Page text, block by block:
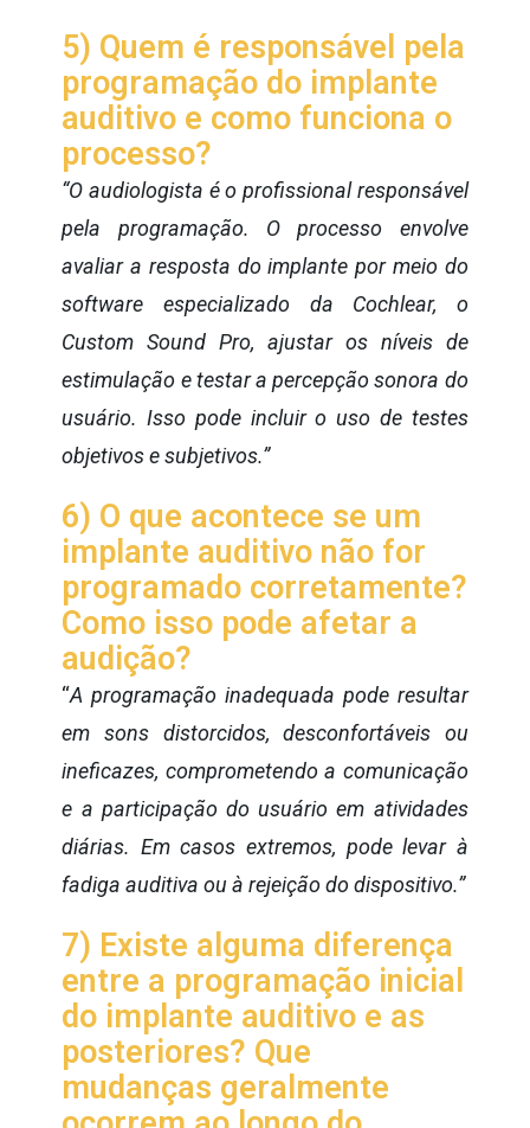
5) Quem é responsável pela
programação do implante
auditivo e como funciona o
processo?
“O audiologista é o profissional responsável
​​pela programação. O processo envolve
avaliar a resposta do implante por meio do
software especializado da Cochlear, o
Custom Sound Pro, ajustar os níveis de
estimulação e testar a percepção sonora do
usuário. Isso pode incluir o uso de testes
objetivos e subjetivos.”
6) O que acontece se um
implante auditivo não for
programado corretamente?
Como isso pode afetar a
audição?
“A programação inadequada pode resultar
em sons distorcidos, desconfortáveis ​​ou
ineficazes, comprometendo a comunicação
e a participação do usuário em atividades
diárias. Em casos extremos, pode levar à
fadiga auditiva ou à rejeição do dispositivo.”
7) Existe alguma diferença
entre a programação inicial
do implante auditivo e as
posteriores? Que
mudanças geralmente